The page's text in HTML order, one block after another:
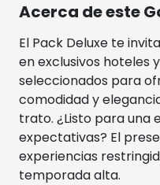
Acerca de este
El Pack Deluxe te
en exclusivos hoteles
seleccionados para
comodidad y
trato. ¿Listo para una
expectativas? El
experiencias
temporada alta.